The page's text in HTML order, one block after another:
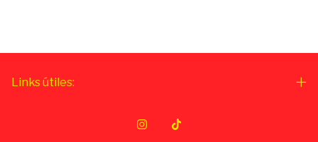
Links útiles: